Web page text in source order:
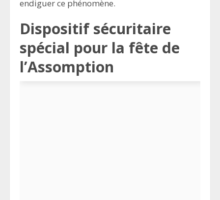
endiguer ce phénomène.
Dispositif sécuritaire
spécial pour la fête de
l’Assomption